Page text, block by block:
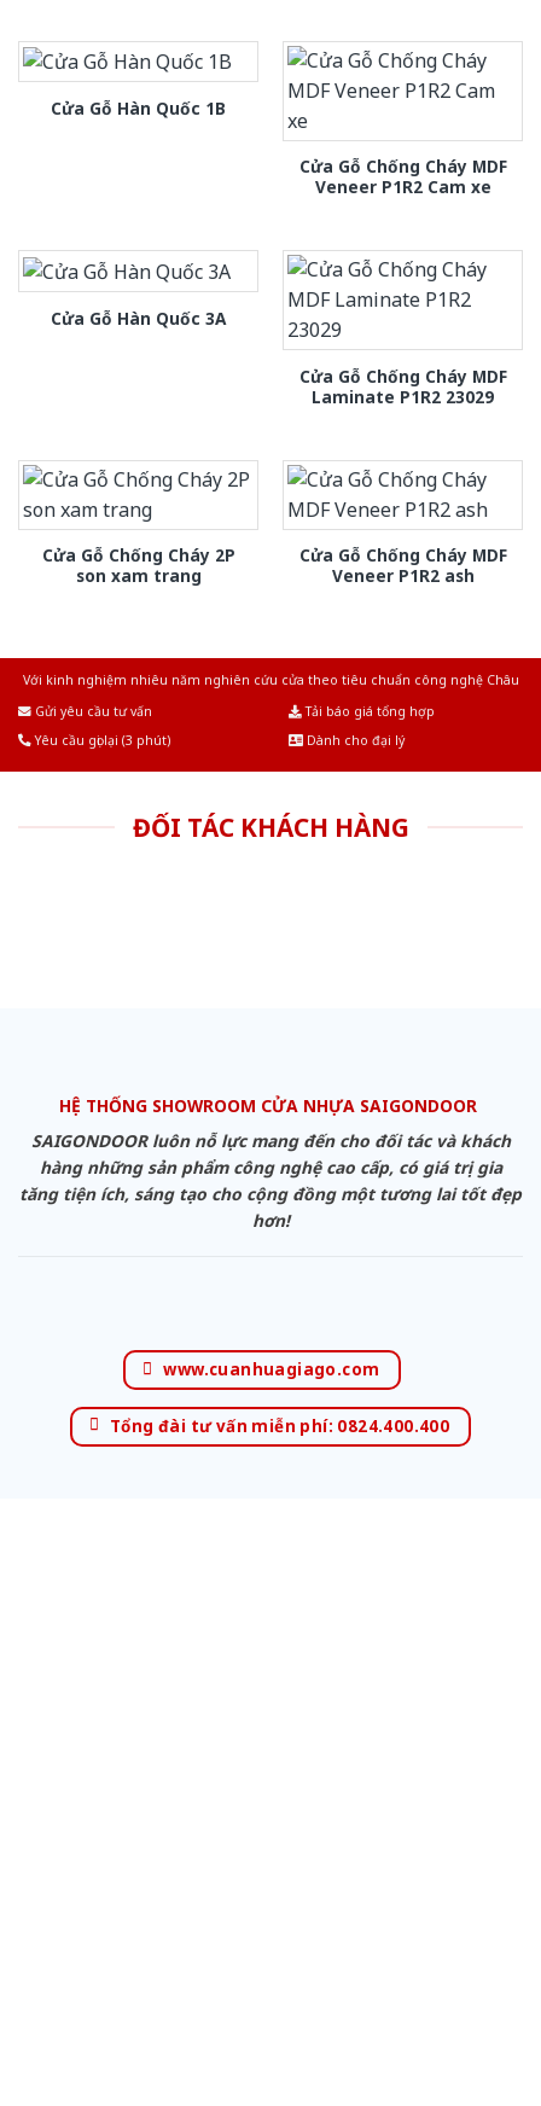
Cửa Gỗ Hàn Quốc 1B
Cửa Gỗ Chống Cháy MDF
Veneer P1R2 Cam xe
Cửa Gỗ Hàn Quốc 3A
Cửa Gỗ Chống Cháy MDF
Laminate P1R2 23029
Cửa Gỗ Chống Cháy 2P
son xam trang
Cửa Gỗ Chống Cháy MDF
Veneer P1R2 ash
Với kinh nghiệm nhiêu năm nghiên cứu cửa theo tiêu chuẩn công nghệ Châu
Gửi yêu cầu tư vấn
Tải báo giá tổng hợp
Yêu cầu gọi lại (3 phút)
Dành cho đại lý
ĐỐI TÁC KHÁCH HÀNG
HỆ THỐNG SHOWROOM CỬA NHỰA SAIGONDOOR
SAIGONDOOR luôn nỗ lực mang đến cho đối tác và khách
hàng những sản phẩm công nghệ cao cấp, có giá trị gia
tăng tiện ích, sáng tạo cho cộng đồng một tương lai tốt đẹp
hơn!
www.cuanhuagiago.com
Tổng đài tư vấn miễn phí: 0824.400.400